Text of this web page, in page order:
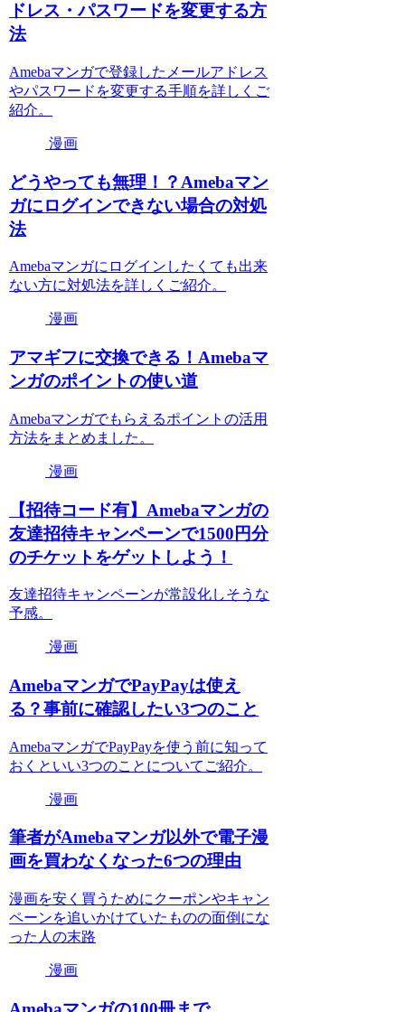
ドレス・パスワードを変更する方
法
Amebaマンガで登録したメールアドレス
やパスワードを変更する手順を詳しくご
紹介。
漫画
どうやっても無理！？Amebaマン
ガにログインできない場合の対処
法
Amebaマンガにログインしたくても出来
ない方に対処法を詳しくご紹介。
漫画
アマギフに交換できる！Amebaマ
ンガのポイントの使い道
Amebaマンガでもらえるポイントの活用
方法をまとめました。
漫画
【招待コード有】Amebaマンガの
友達招待キャンペーンで1500円分
のチケットをゲットしよう！
友達招待キャンペーンが常設化しそうな
予感。
漫画
AmebaマンガでPayPayは使え
る？事前に確認したい3つのこと
AmebaマンガでPayPayを使う前に知って
おくといい3つのことについてご紹介。
漫画
筆者がAmebaマンガ以外で電子漫
画を買わなくなった6つの理由
漫画を安く買うためにクーポンやキャン
ペーンを追いかけていたものの面倒にな
った人の末路
漫画